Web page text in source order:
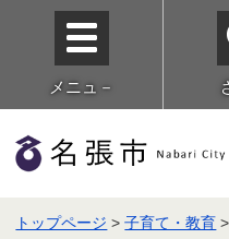
メニュ－
トップページ >子育て・教育